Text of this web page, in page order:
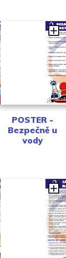
POSTER -
Bezpečně u
vody